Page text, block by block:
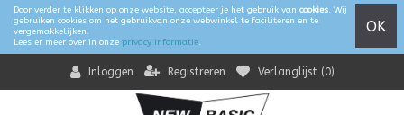
Door verder te klikken op onze website, accepteer je het gebruik van cookies. Wij
gebruiken cookies om het gebruikvan onze webwinkel te faciliteren en te
vergemakkelijken.
Lees er meer over in onze privacy informatie.
OK
Inloggen Registreren Verlanglijst (0)